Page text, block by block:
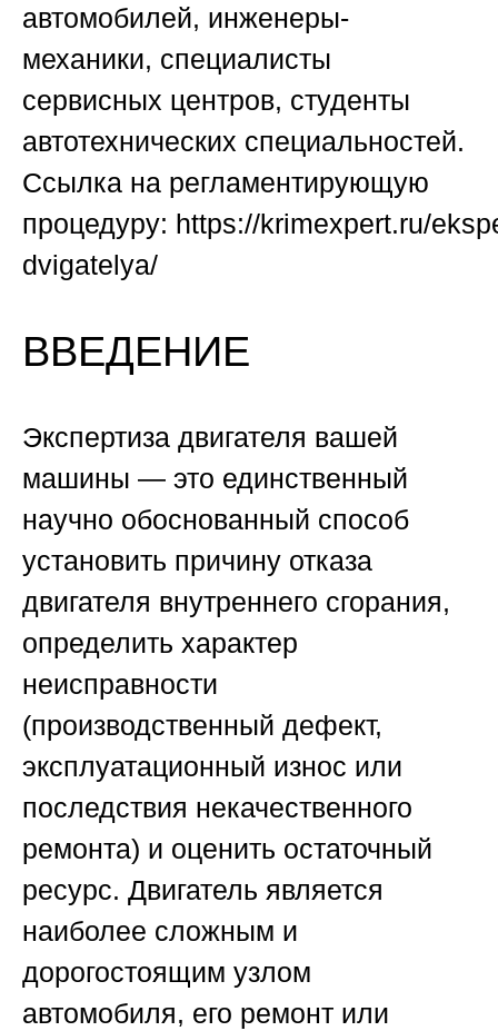
автомобилей, инженеры-
механики, специалисты
сервисных центров, студенты
автотехнических специальностей.
Ссылка на регламентирующую
процедуру: https://krimexpert.ru/
dvigatelya/
ВВЕДЕНИЕ
Экспертиза двигателя вашей
машины — это единственный
научно обоснованный способ
установить причину отказа
двигателя внутреннего сгорания,
определить характер
неисправности
(производственный дефект,
эксплуатационный износ или
последствия некачественного
ремонта) и оценить остаточный
ресурс. Двигатель является
наиболее сложным и
дорогостоящим узлом
автомобиля, его ремонт или